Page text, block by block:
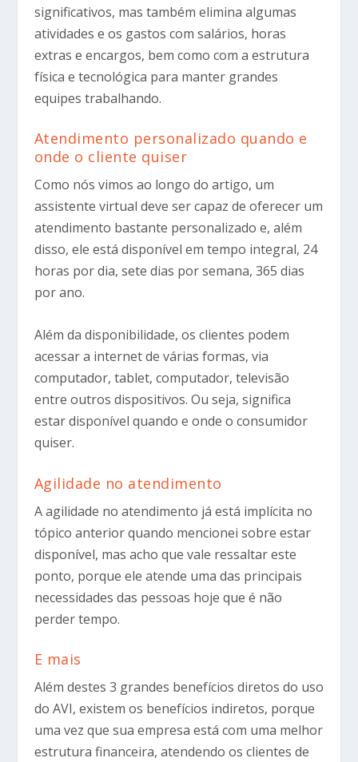
significativos, mas também elimina algumas
atividades e os gastos com salários, horas
extras e encargos, bem como com a estrutura
física e tecnológica para manter grandes
equipes trabalhando.
Atendimento personalizado quando e
onde o cliente quiser
Como nós vimos ao longo do artigo, um
assistente virtual deve ser capaz de oferecer um
atendimento bastante personalizado e, além
disso, ele está disponível em tempo integral, 24
horas por dia, sete dias por semana, 365 dias
por ano.
Além da disponibilidade, os clientes podem
acessar a internet de várias formas, via
computador, tablet, computador, televisão
entre outros dispositivos. Ou seja, significa
estar disponível quando e onde o consumidor
quiser.
Agilidade no atendimento
A agilidade no atendimento já está implícita no
tópico anterior quando mencionei sobre estar
disponível, mas acho que vale ressaltar este
ponto, porque ele atende uma das principais
necessidades das pessoas hoje que é não
perder tempo.
E mais
Além destes 3 grandes benefícios diretos do uso
do AVI, existem os benefícios indiretos, porque
uma vez que sua empresa está com uma melhor
estrutura financeira, atendendo os clientes de